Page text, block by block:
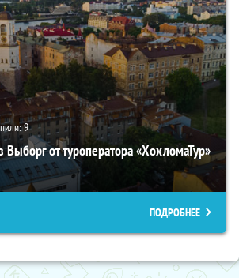
9
Выборг от туроператора «ХохломаТур»
ПОДРОБНЕЕ